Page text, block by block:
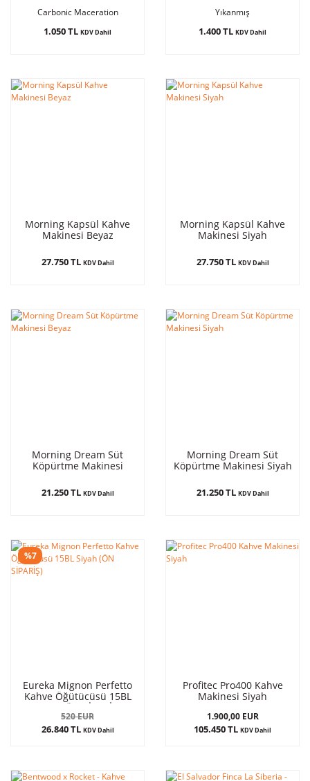
Carbonic Maceration
1.050 TL KDV Dahil
Yıkanmış
1.400 TL KDV Dahil
Morning Kapsül Kahve
Makinesi Beyaz
27.750 TL KDV Dahil
Morning Kapsül Kahve
Makinesi Siyah
27.750 TL KDV Dahil
Morning Dream Süt
Köpürtme Makinesi
21.250 TL KDV Dahil
Morning Dream Süt
Köpürtme Makinesi Siyah
21.250 TL KDV Dahil
%7
Eureka Mignon Perfetto
Kahve Öğütücüsü 15BL
Siyah (ÖN SİPARİŞ)
520 EUR
26.840 TL KDV Dahil
Profitec Pro400 Kahve
Makinesi Siyah
1.900,00 EUR
105.450 TL KDV Dahil